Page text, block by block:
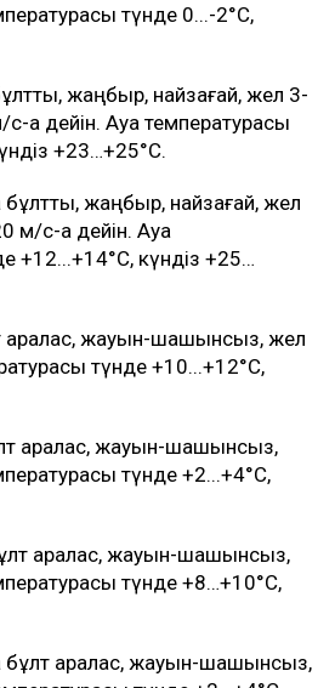
түнде 0...-2°C,
жаңбыр, найзағай, жел 3-
қа дейін. Ауа температурасы
+23…+25°C.
жаңбыр, найзағай, жел
м/с-қа дейін. Ауа
+12...+14°C, күндіз +25…
аралас, жауын-шашынсыз, жел
түнде +10...+12°C,
аралас, жауын-шашынсыз,
түнде +2...+4°C,
аралас, жауын-шашынсыз,
түнде +8…+10°C,
бұлт аралас, жауын-шашынсыз,